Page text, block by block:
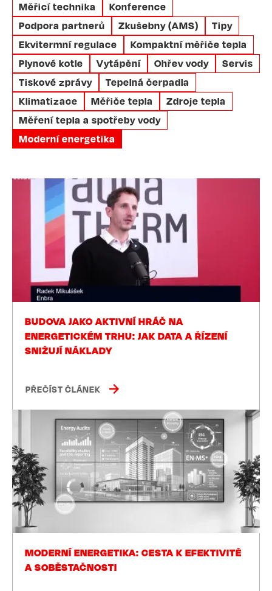
Měřicí technika
Konference
Podpora partnerů
Zkušebny (AMS)
Tipy
Ekvitermní regulace
Kompaktní měřiče tepla
Plynové kotle
Vytápění Ohřev vody
Servis
Tiskové zprávy
Tepelná čerpadla
Klimatizace
Měřiče tepla
Zdroje tepla
Měření tepla a spotřeby vody
Moderní energetika
BUDOVA JAKO AKTIVNÍ HRÁČ NA
ENERGETICKÉM TRHU: JAK DATA A ŘÍZENÍ
SNIŽUJÍ NÁKLADY
PŘEČÍST ČLÁNEK
MODERNÍ ENERGETIKA: CESTA K EFEKTIVITĚ
A SOBĚSTAČNOSTI